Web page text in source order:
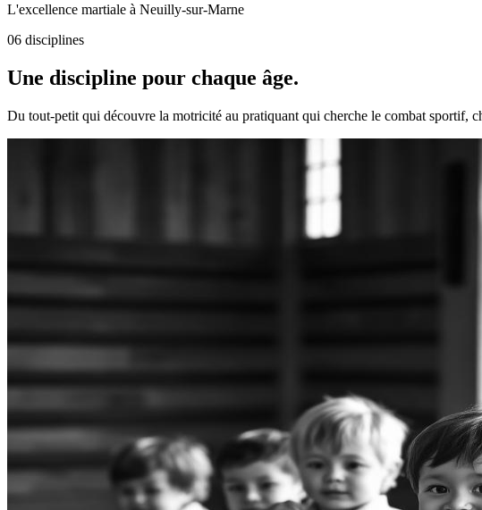
L'excellence martiale à Neuilly-sur-Marne
06 disciplines
Une discipline pour chaque âge.
Du tout-petit qui découvre la motricité au pratiquant qui cherche le combat sportif,